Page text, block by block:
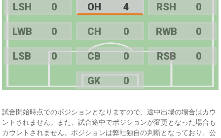
LSH 0 OH 4 RSH 0
LWB 0 CH 0 RWB 0
LSB 0 CB 0 RSB 0
GK 0
試合開始時点でのポジションとなりますので、途中出場の場合はカウ
ントされません。また、試合途中でポジションが変更となった場合も
カウントされません。ポジションは弊社独自の判断となっており、公